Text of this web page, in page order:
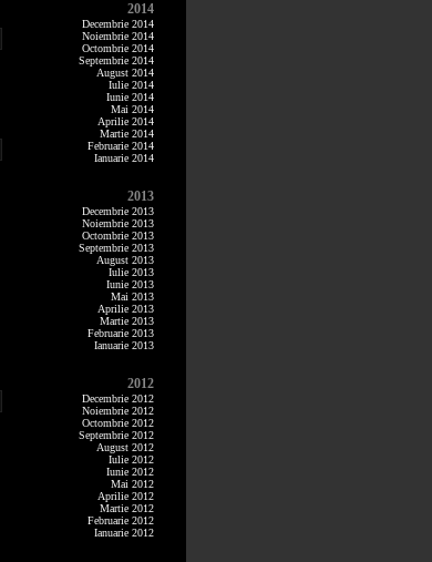
2014
Decembrie 2014
Noiembrie 2014
Octombrie 2014
Septembrie 2014
August 2014
Iulie 2014
Iunie 2014
Mai 2014
Aprilie 2014
Martie 2014
Februarie 2014
Ianuarie 2014
2013
Decembrie 2013
Noiembrie 2013
Octombrie 2013
Septembrie 2013
August 2013
Iulie 2013
Iunie 2013
Mai 2013
Aprilie 2013
Martie 2013
Februarie 2013
Ianuarie 2013
2012
Decembrie 2012
Noiembrie 2012
Octombrie 2012
Septembrie 2012
August 2012
Iulie 2012
Iunie 2012
Mai 2012
Aprilie 2012
Martie 2012
Februarie 2012
Ianuarie 2012